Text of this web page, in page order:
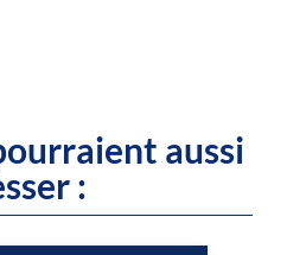
aussi
: